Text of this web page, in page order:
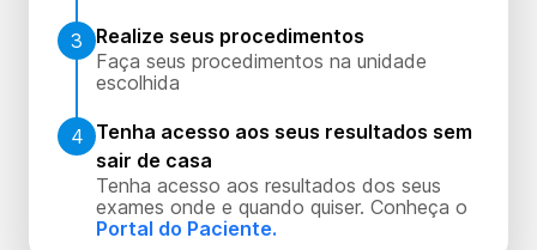
3
Realize seus procedimentos
Faça seus procedimentos na unidade
escolhida
4 Tenha acesso aos seus resultados sem
sair de casa
Tenha acesso aos resultados dos seus
exames onde e quando quiser. Conheça o
Portal do Paciente.